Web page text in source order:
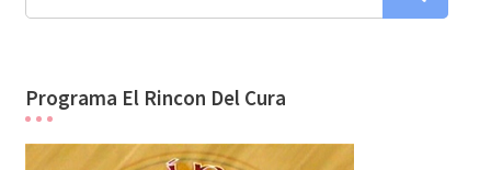
e
n
t
r
Programa El Rincon Del Cura